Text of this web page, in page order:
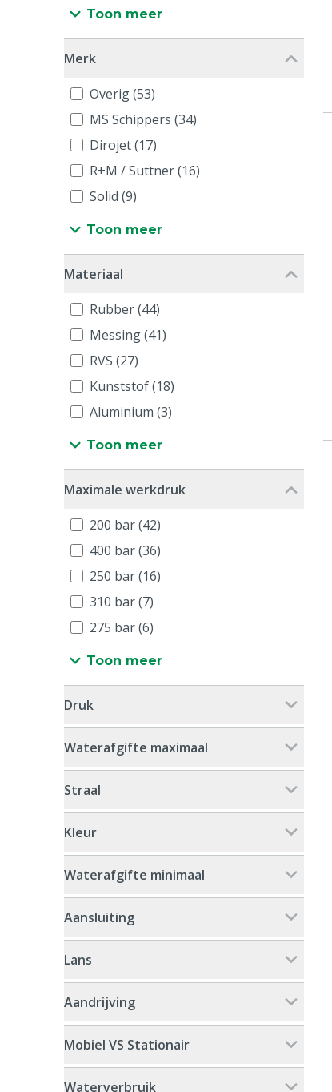
Toon meer
Merk
Overig (53)
MS Schippers (34)
Dirojet (17)
R+M / Suttner (16)
Solid (9)
Toon meer
Materiaal
Rubber (44)
Messing (41)
RVS (27)
Kunststof (18)
Aluminium (3)
Toon meer
Maximale werkdruk
200 bar (42)
400 bar (36)
250 bar (16)
310 bar (7)
275 bar (6)
Toon meer
Druk
Waterafgifte maximaal
Straal
Kleur
Waterafgifte minimaal
Aansluiting
Lans
Aandrijving
Mobiel VS Stationair
Waterverbruik